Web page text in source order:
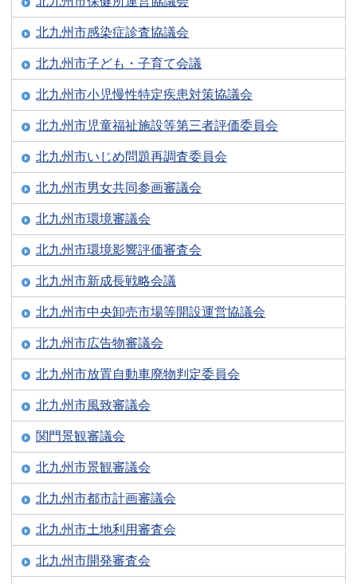
北九州市感染症診査協議会
北九州市子ども・子育て会議
北九州市小児慢性特定疾患対策協議会
北九州市児童福祉施設等第三者評価委員会
北九州市いじめ問題再調査委員会
北九州市男女共同参画審議会
北九州市環境審議会
北九州市環境影響評価審査会
北九州市新成長戦略会議
北九州市中央卸売市場等開設運営協議会
北九州市広告物審議会
北九州市放置自動車廃物判定委員会
北九州市風致審議会
関門景観審議会
北九州市景観審議会
北九州市都市計画審議会
北九州市土地利用審査会
北九州市開発審査会